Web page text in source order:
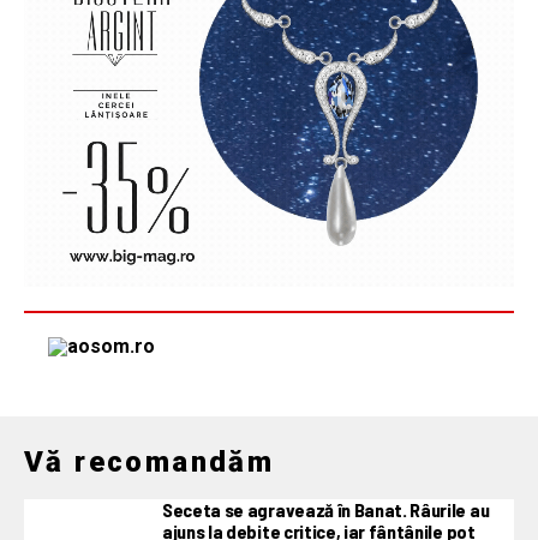
Vă recomandăm
Seceta se agravează în Banat. Râurile au
ajuns la debite critice, iar fântânile pot